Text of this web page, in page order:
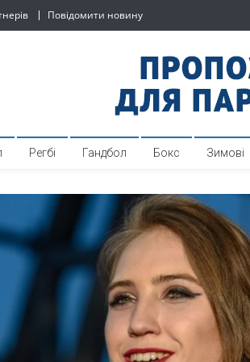
Повідомити новину
спортивний
Регбі Гандбол Бокс Зимові